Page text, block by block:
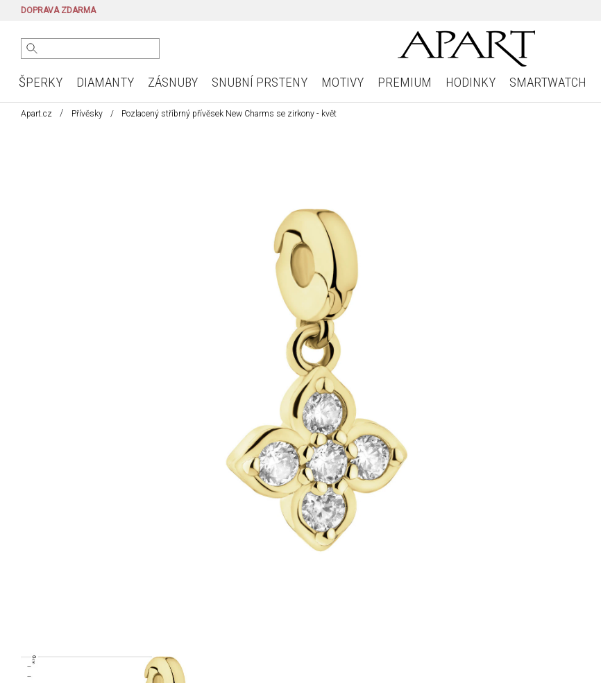
DOPRAVA ZDARMA
ŠPERKY DIAMANTY ZÁSNUBY SNUBNÍ PRSTENY MOTIVY PREMIUM HODINKY SMARTWATCH
Apart.cz Přívěsky Pozlacený stříbrný přívěsek New Charms se zirkony - květ